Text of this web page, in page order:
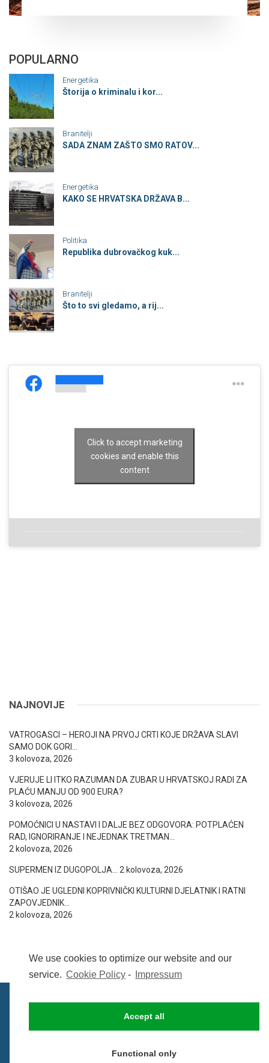
We use cookies to optimize our website and our
service. Cookie Policy - Impressum
Accept all
Functional only
POPULARNO
Energetika
Štorija o kriminalu i kor...
Branitelji
SADA ZNAM ZAŠTO SMO RATOV...
Energetika
KAKO SE HRVATSKA DRŽAVA B...
Politika
Republika dubrovačkog kuk...
Branitelji
Što to svi gledamo, a rij...
Click to accept marketing
cookies and enable this
content
NAJNOVIJE
VATROGASCI – HEROJI NA PRVOJ CRTI KOJE DRŽAVA SLAVI
SAMO DOK GORI…
3 kolovoza, 2026
VJERUJE LI ITKO RAZUMAN DA ZUBAR U HRVATSKOJ RADI ZA
PLAĆU MANJU OD 900 EURA?
3 kolovoza, 2026
POMOĆNICI U NASTAVI I DALJE BEZ ODGOVORA: POTPLAĆEN
RAD, IGNORIRANJE I NEJEDNAK TRETMAN…
2 kolovoza, 2026
SUPERMEN IZ DUGOPOLJA… 2 kolovoza, 2026
OTIŠAO JE UGLEDNI KOPRIVNIČKI KULTURNI DJELATNIK I RATNI
ZAPOVJEDNIK…
2 kolovoza, 2026